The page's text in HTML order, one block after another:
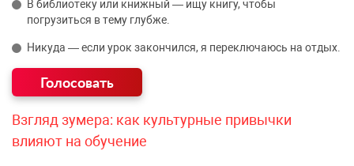
В библиотеку или книжный — ищу книгу, чтобы
погрузиться в тему глубже.
Никуда — если урок закончился, я переключаюсь на отдых.
Взгляд зумера: как культурные привычки
влияют на обучение